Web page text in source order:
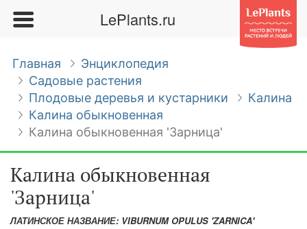
LePlants.ru
Главная
Энциклопедия
Садовые растения
Плодовые деревья и кустарники
Калина
Калина обыкновенная
Калина обыкновенная 'Зарница'
Калина обыкновенная
'Зарница'
ЛАТИНСКОЕ НАЗВАНИЕ: VIBURNUM OPULUS 'ZARNICA'